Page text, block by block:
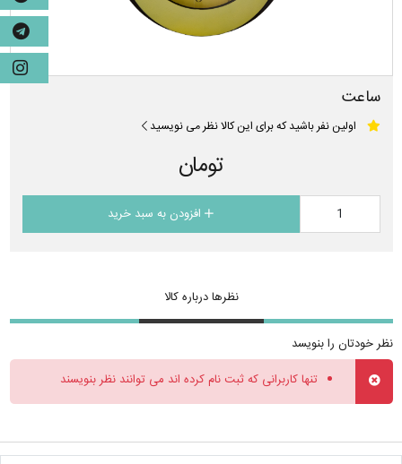
ساعت
اولین نفر باشید که برای این کالا نظر می نویسید
تومان
افزودن به سبد خرید
نظرها درباره کالا
نظر خودتان را بنویسد
تنها کاربرانی که ثبت نام کرده اند می توانند نظر بنویسند